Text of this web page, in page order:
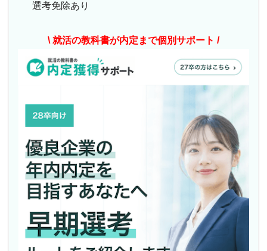
選考免除あり
\ 就活の教科書が内定まで個別サポート /